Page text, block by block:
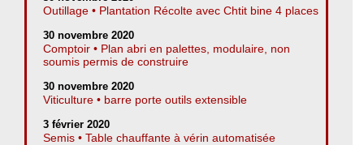
Outillage • Plantation Récolte avec Chtit bine 4 places
30 novembre 2020
Comptoir • Plan abri en palettes, modulaire, non
soumis permis de construire
30 novembre 2020
Viticulture • barre porte outils extensible
3 février 2020
Semis • Table chauffante à vérin automatisée